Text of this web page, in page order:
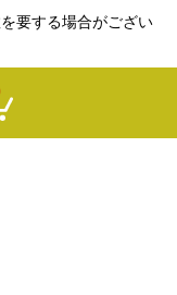
要する場合がござい